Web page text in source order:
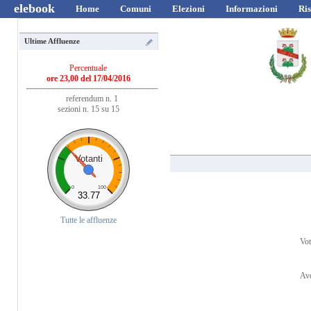
elebook Home Comuni Elezioni Informazioni
Ultime Affluenze
Percentuale
ore 23,00 del 17/04/2016
referendum n. 1
sezioni n. 15 su 15
Votanti
0 100
33.77
Tutte le affluenze